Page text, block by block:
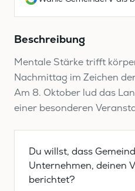
Beschreibung
Mentale Stärke trifft
Nachmittag im Zeichen
Am 8. Oktober lud das
einer besonderen
Du willst, dass
Unternehmen, deinen
berichtet?